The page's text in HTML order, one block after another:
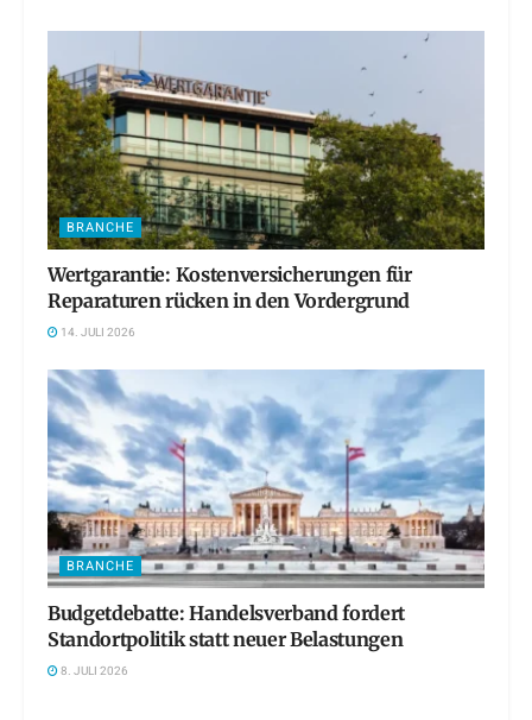
BRANCHE
Wertgarantie: Kostenversicherungen für
Reparaturen rücken in den Vordergrund
14. JULI 2026
BRANCHE
Budgetdebatte: Handelsverband fordert
Standortpolitik statt neuer Belastungen
8. JULI 2026